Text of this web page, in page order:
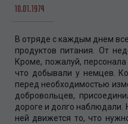
10.01.1974
В отряде с каждым днем
продуктов питания. От
Кроме, пожалуй,
что добывали у немцев.
перед необходимостью
добровольцев,
дороге и долго наблюдали.
ней движется то, что